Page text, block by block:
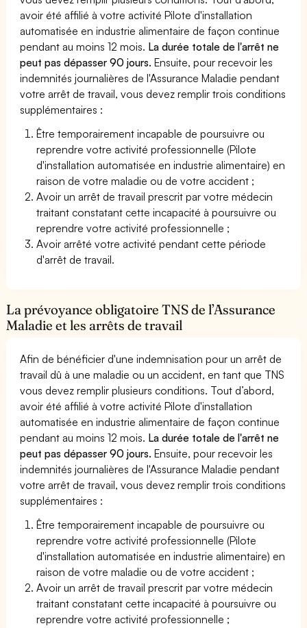
avoir été affilié à votre activité Pilote d'installation
automatisée en industrie alimentaire de façon continue
pendant au moins 12 mois. La durée totale de l'arrêt ne
peut pas dépasser 90 jours. Ensuite, pour recevoir les
indemnités journalières de l'Assurance Maladie pendant
votre arrêt de travail, vous devez remplir trois conditions
supplémentaires :
Être temporairement incapable de poursuivre ou
reprendre votre activité professionnelle (Pilote
d'installation automatisée en industrie alimentaire) en
raison de votre maladie ou de votre accident ;
Avoir un arrêt de travail prescrit par votre médecin
traitant constatant cette incapacité à poursuivre ou
reprendre votre activité professionnelle ;
Avoir arrêté votre activité pendant cette période
d'arrêt de travail.
La prévoyance obligatoire TNS de l’Assurance
Maladie et les arrêts de travail
Afin de bénéficier d'une indemnisation pour un arrêt de
travail dû à une maladie ou un accident, en tant que TNS
vous devez remplir plusieurs conditions. Tout d’abord,
avoir été affilié à votre activité Pilote d'installation
automatisée en industrie alimentaire de façon continue
pendant au moins 12 mois. La durée totale de l'arrêt ne
peut pas dépasser 90 jours. Ensuite, pour recevoir les
indemnités journalières de l'Assurance Maladie pendant
votre arrêt de travail, vous devez remplir trois conditions
supplémentaires :
Être temporairement incapable de poursuivre ou
reprendre votre activité professionnelle (Pilote
d'installation automatisée en industrie alimentaire) en
raison de votre maladie ou de votre accident ;
Avoir un arrêt de travail prescrit par votre médecin
traitant constatant cette incapacité à poursuivre ou
reprendre votre activité professionnelle ;